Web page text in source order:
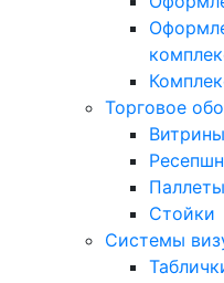
Торговое
Витрины
Ресепшн
Паллеты
Стойки
Системы